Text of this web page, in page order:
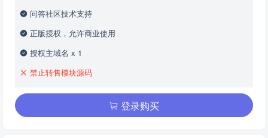
问答社区技术支持
正版授权，允许商业使用
授权主域名 x 1
禁止转售模块源码
登录购买